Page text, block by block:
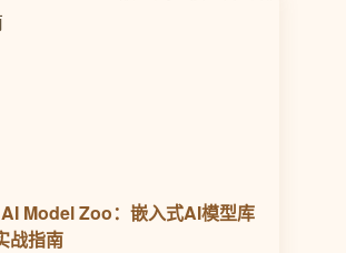
Model Zoo：嵌入式AI模型库
战指南